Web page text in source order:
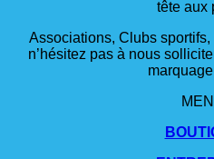
tête aux
Associations, Clubs
n’hésitez pas à nous